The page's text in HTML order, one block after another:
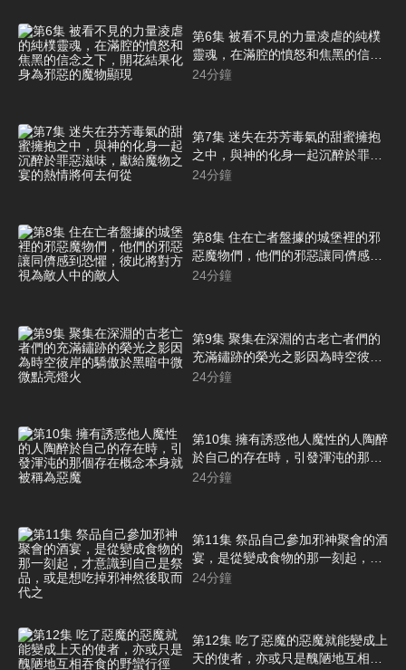
第6集 被看不見的力量凌虐的純樸
靈魂，在滿腔的憤怒和焦黑的信念
之下，開花結果化身為邪惡的魔物
24分鐘
第7集 迷失在芬芳毒氣的甜蜜擁抱
之中，與神的化身一起沉醉於罪惡
滋味，獻給魔物之宴的熱情將何去
24分鐘
第8集 住在亡者盤據的城堡裡的邪
惡魔物們，他們的邪惡讓同儕感到
恐懼，彼此將對方視為敵人中的敵
24分鐘
第9集 聚集在深淵的古老亡者們的
充滿鏽跡的榮光之影因為時空彼岸
的驕傲於黑暗中微微點亮燈火
24分鐘
第10集 擁有誘惑他人魔性的人陶醉
於自己的存在時，引發渾沌的那個
存在概念本身就被稱為惡魔
24分鐘
第11集 祭品自己參加邪神聚會的酒
宴，是從變成食物的那一刻起，才
意識到自己是祭品，或是想吃掉邪
24分鐘
第12集 吃了惡魔的惡魔就能變成上
天的使者，亦或只是醜陋地互相吞